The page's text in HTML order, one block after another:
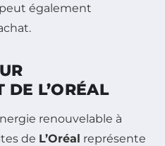
également
DE L’ORÉAL
renouvelable à
de L’Oréal représente